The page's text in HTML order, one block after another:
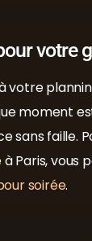
votre
votre
moment
sans faille.
Paris, vous
soirée.